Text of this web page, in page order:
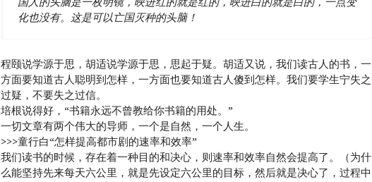
化也没有。这是可以亡国灭种的头脑！
程颐说学源于思，胡适说学源于思，思起于疑。胡适又说，我们读古人的书，一
方面要知道古人聪明到怎样，一方面也要知道古人傻到怎样。我们要学生宁失之
过疑，不要失之过信。
培根说得好，“书籍永远不曾教给你书籍的用处。”
一切文章有两个伟大的导师，一个是自然，一个人生。
>>>童行白“怎样提高都市剧的速率和效率”
我们读书的时候，存在着一种目的和决心，则速率和效率自然会提高了。（为什
么能坚持先来每天六公里，就是先设定六公里的目标，然后就是决心了，过程中